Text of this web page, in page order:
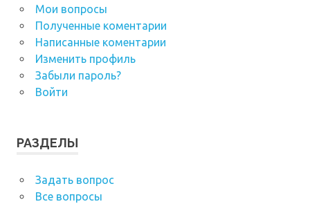
Мои вопросы
Полученные коментарии
Написанные коментарии
Изменить профиль
Забыли пароль?
Войти
РАЗДЕЛЫ
Задать вопрос
Все вопросы